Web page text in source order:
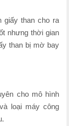
giấy than cho ra
nhưng thời gian
than bị mờ bay
cho mô hình
loại máy công